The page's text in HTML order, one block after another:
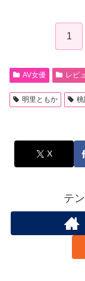
1
AV女優 レビ
明里ともか
X
テ